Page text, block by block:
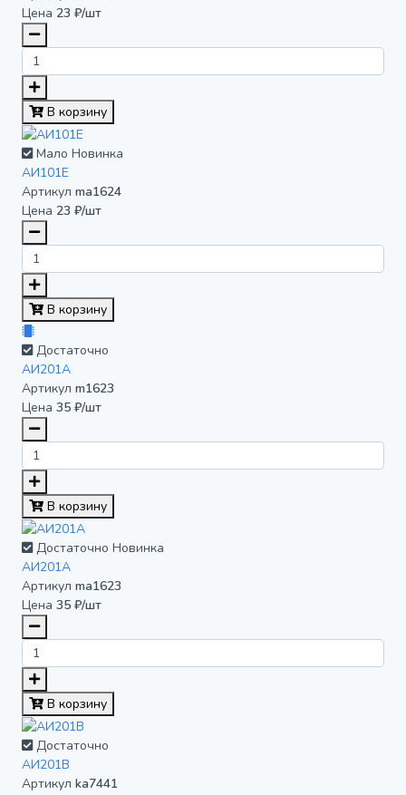
Цена 23 ₽/шт
В корзину
Мало Новинка
АИ101Е
Артикул ma1624
Цена 23 ₽/шт
В корзину
Достаточно
АИ201А
Артикул m1623
Цена 35 ₽/шт
В корзину
Достаточно Новинка
АИ201А
Артикул ma1623
Цена 35 ₽/шт
В корзину
Достаточно
АИ201В
Артикул ka7441